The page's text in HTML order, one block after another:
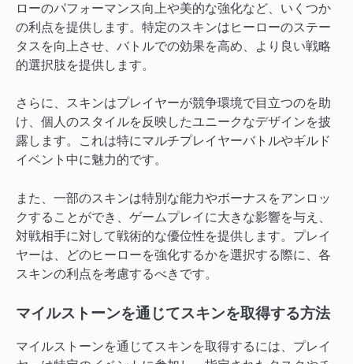
ローのパフォーマンス向上や美的な強化など、いくつか
の利点を提供します。特定のスキンはヒーローのステー
タスを向上させ、バトルでの効果を高め、より良い戦略
的選択肢を提供します。
さらに、スキンはプレイヤーが競争環境で目立つのを助
け、個人のスタイルを反映したユニークなデザインを披
露します。これは特にマルチプレイヤーバトルやギルド
イベント中に魅力的です。
また、一部のスキンは特別な能力やボーナスをアンロッ
クすることができ、ゲームプレイに大きな影響を与え、
対戦相手に対して戦術的な優位性を提供します。プレイ
ヤーは、どのヒーローを強化するかを選択する際に、各
スキンの利点を考慮するべきです。
マイルストーンを通じてスキンを取得する方法
マイルストーンを通じてスキンを取得するには、プレイ